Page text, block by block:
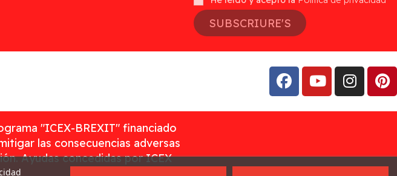
SUBSCRIURE'S
"ICEX-BREXIT" financiado
las consecuencias adversas
Ayudas concedidas por ICEX